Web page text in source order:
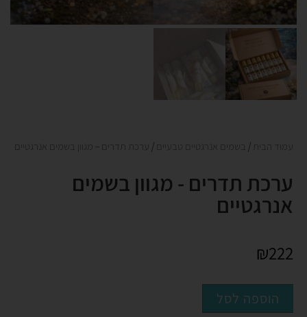
עמוד הבית / בשמים אנרגטיים טבעיים / ערכת תדרים – מגוון בשמים אנרגטיים
ערכת תדרים - מגוון בשמים
אנרגטיים
₪222
הוספה לסל